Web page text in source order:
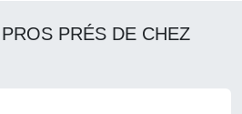
PRÉS DE CHEZ